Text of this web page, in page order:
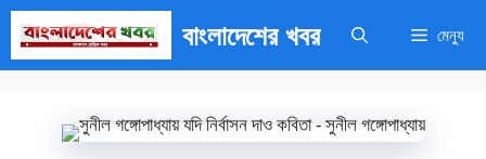
এড়িেয়
লেখায়
যান
বাংলাদেশের খবর মেন্যু